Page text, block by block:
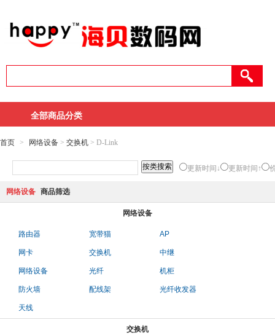
全部商品分类
首页 > 网络设备 > 交换机 > D-Link
更新时间↓ 更新时间↑
网络设备 商品筛选
网络设备
路由器 宽带猫 AP
网卡 交换机 中继
网络设备 光纤 机柜
防火墙 配线架 光纤收发器
天线
交换机